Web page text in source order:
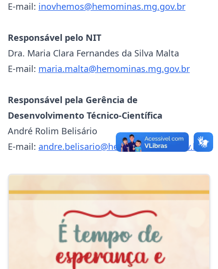
E-mail: inovhemos@hemominas.mg.gov.br
Responsável pelo NIT
Dra. Maria Clara Fernandes da Silva Malta
E-mail: maria.malta@hemominas.mg.gov.br
Responsável pela Gerência de
Desenvolvimento Técnico-Científica
André Rolim Belisário
E-mail: andre.belisario@hemominas.mg.gov.br